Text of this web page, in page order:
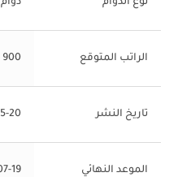
الراتب المتوقع 900 - 1400 دينار كويتي
تاريخ النشر 20
الموعد النهائي 19